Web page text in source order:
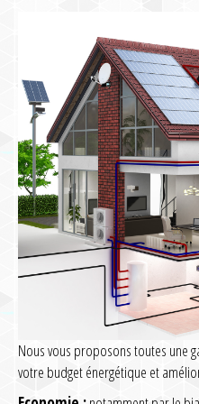
Nous vous proposons toutes une
votre budget énergétique et